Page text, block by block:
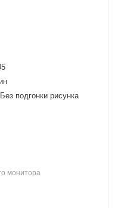
Без подгонки рисунка
монитора